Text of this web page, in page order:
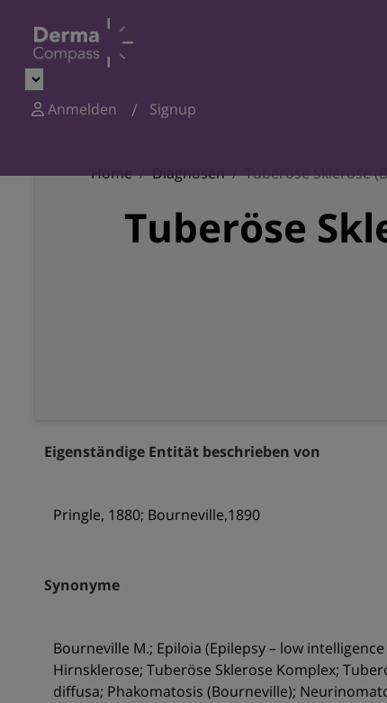
Anmelden
Signup
Home
Diagnosen Tuberöse Sklerose
Tuberöse
Eigenständige Entität beschrieben von
Pringle, 1880; Bourneville,1890
Synonyme
Bourneville M.; Epiloia (Epilepsy – low
Hirnsklerose; Tuberöse Sklerose Komplex;
diffusa; Phakomatosis (Bourneville);